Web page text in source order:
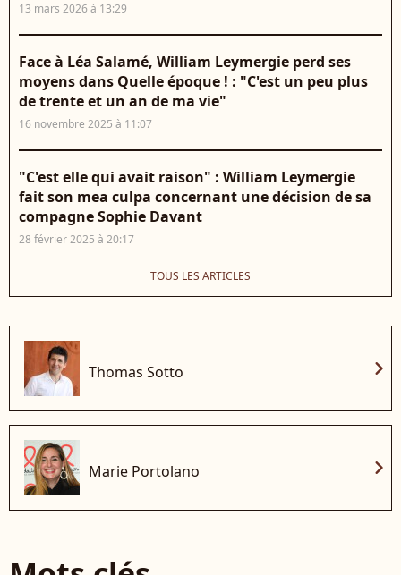
13 mars 2026 à 13:29
Face à Léa Salamé, William Leymergie perd ses
moyens dans Quelle époque ! : "C'est un peu plus
de trente et un an de ma vie"
16 novembre 2025 à 11:07
"C'est elle qui avait raison" : William Leymergie
fait son mea culpa concernant une décision de sa
compagne Sophie Davant
28 février 2025 à 20:17
TOUS LES ARTICLES
Thomas Sotto chevron_right
Marie Portolano chevron_right